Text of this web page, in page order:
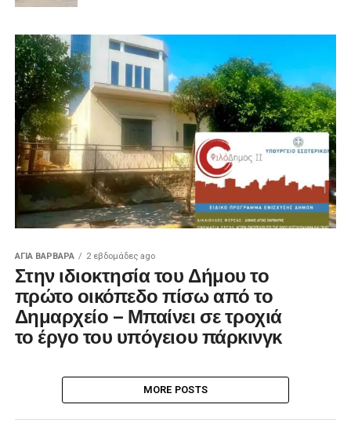
ΑΓΙΑ ΒΑΡΒΑΡΑ 2 εβδομάδες ago
Στην ιδιοκτησία του Δήμου το
πρώτο οικόπεδο πίσω από το
Δημαρχείο – Μπαίνει σε τροχιά
το έργο του υπόγειου πάρκινγκ
MORE POSTS